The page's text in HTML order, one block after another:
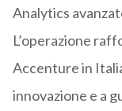
Analytics
L’operazione
Accenture in
innovazione e a